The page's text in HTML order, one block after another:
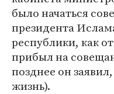
было начаться
президента
республики, как
прибыл на
позднее он
жизнь).